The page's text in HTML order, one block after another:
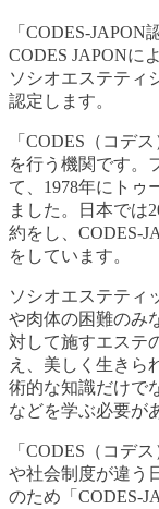
「CODES-
CODES JAPONに
ソシオエステティ
認定します。
「CODES（コデ
を行う機関です。
て、1978年にトゥ
ました。日本では
約をし、CODES-
をしています。
ソシオエステティ
や肉体の困難のみ
対して施すエステ
え、美しく生きら
術的な知識だけで
などを学ぶ必要が
「CODES（コデ
や社会制度が違う
のため「CODES-